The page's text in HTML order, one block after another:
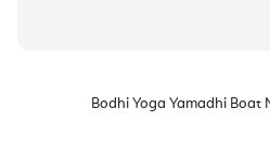
Bodhi Yoga Yamadhi Boat